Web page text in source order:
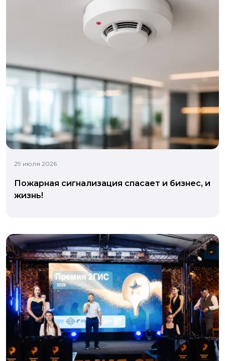
29 июля 2026
Пожарная сигнализация спасает и бизнес, и
жизнь!